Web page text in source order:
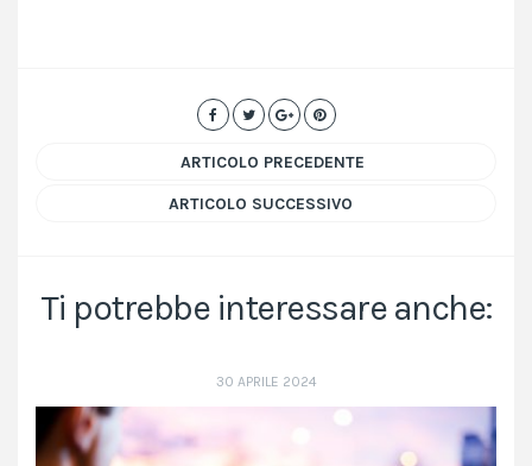
ARTICOLO PRECEDENTE
ARTICOLO SUCCESSIVO
Ti potrebbe interessare anche:
30 APRILE 2024